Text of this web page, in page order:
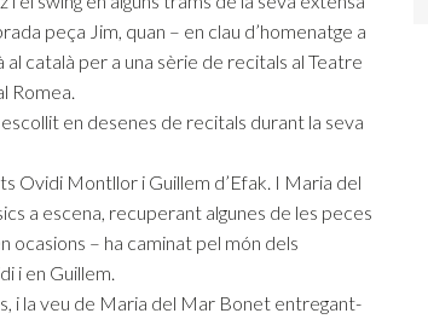
peça Jim, quan – en clau d’homenatge a
català per a una sèrie de recitals al Teatre
Romea.
en desenes de recitals durant la seva
Ovidi Montllor i Guillem d’Efak. I Maria del
a escena, recuperant algunes de les peces
ocasions – ha caminat pel món dels
i en Guillem.
i la veu de Maria del Mar Bonet entregant-